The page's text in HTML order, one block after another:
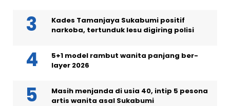
Kades Tamanjaya Sukabumi positif
narkoba, tertunduk lesu digiring polisi
5+1 model rambut wanita panjang ber-
layer 2026
Masih menjanda di usia 40, intip 5 pesona
artis wanita asal Sukabumi